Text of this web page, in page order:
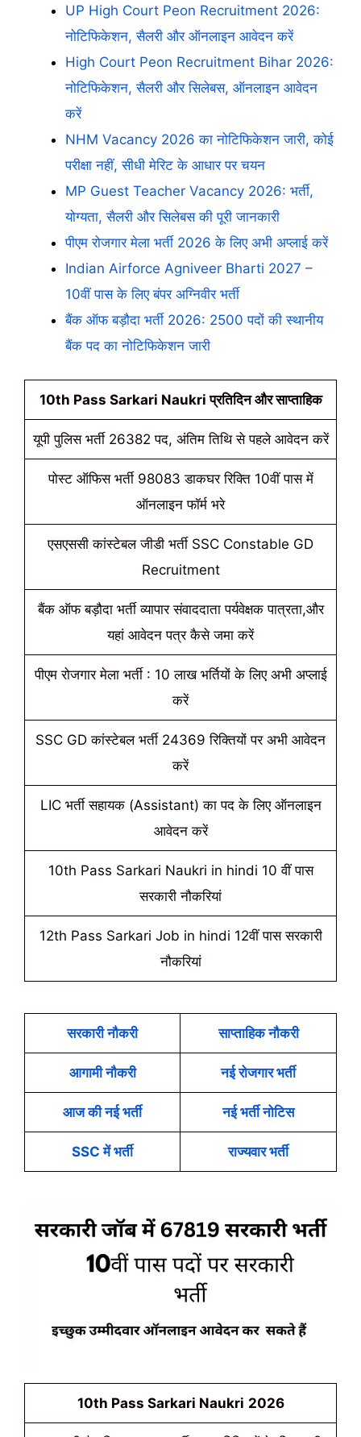
UP High Court Peon Recruitment 2026:
नोटिफिकेशन, सैलरी और ऑनलाइन आवेदन करें
High Court Peon Recruitment Bihar 2026:
नोटिफिकेशन, सैलरी और सिलेबस, ऑनलाइन आवेदन
करें
NHM Vacancy 2026 का नोटिफिकेशन जारी, कोई
परीक्षा नहीं, सीधी मेरिट के आधार पर चयन
MP Guest Teacher Vacancy 2026: भर्ती,
योग्यता, सैलरी और सिलेबस की पूरी जानकारी
पीएम रोजगार मेला भर्ती 2026 के लिए अभी अप्लाई करें
Indian Airforce Agniveer Bharti 2027 –
10वीं पास के लिए बंपर अग्निवीर भर्ती
बैंक ऑफ बड़ौदा भर्ती 2026: 2500 पदों की स्थानीय
बैंक पद का नोटिफिकेशन जारी
10th Pass Sarkari Naukri प्रतिदिन और साप्ताहिक
यूपी पुलिस भर्ती 26382 पद, अंतिम तिथि से पहले आवेदन करें
पोस्ट ऑफिस भर्ती 98083 डाकघर रिक्ति 10वीं पास में
ऑनलाइन फॉर्म भरे
एसएससी कांस्टेबल जीडी भर्ती SSC Constable GD
Recruitment
बैंक ऑफ बड़ौदा भर्ती व्यापार संवाददाता पर्यवेक्षक पात्रता,और
यहां आवेदन पत्र कैसे जमा करें
पीएम रोजगार मेला भर्ती : 10 लाख भर्तियों के लिए अभी अप्लाई
करें
SSC GD कांस्टेबल भर्ती 24369 रिक्तियों पर अभी आवेदन
करें
LIC भर्ती सहायक (Assistant) का पद के लिए ऑनलाइन
आवेदन करें
10th Pass Sarkari Naukri in hindi 10 वीं पास
सरकारी नौकरियां
12th Pass Sarkari Job in hindi 12वीं पास सरकारी
नौकरियां
सरकारी नौकरी साप्ताहिक नौकरी
आगामी नौकरी नई रोजगार भर्ती
आज की नई भर्ती नई भर्ती नोटिस
SSC में भर्ती राज्यवार भर्ती
10th Pass Sarkari Naukri 2026